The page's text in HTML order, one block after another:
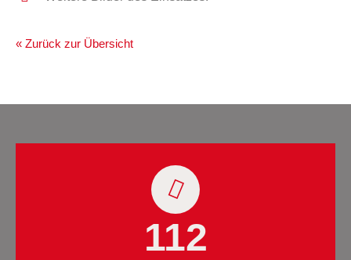
« Zurück zur Übersicht
112